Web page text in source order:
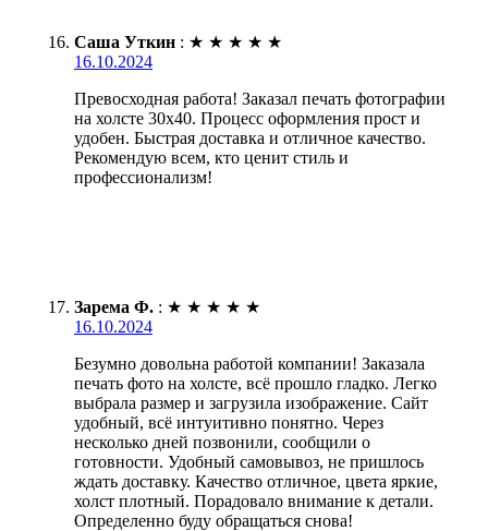
Саша Уткин : ★ ★ ★ ★ ★
16.10.2024
Превосходная работа! Заказал печать фотографии
на холсте 30х40. Процесс оформления прост и
удобен. Быстрая доставка и отличное качество.
Рекомендую всем, кто ценит стиль и
профессионализм!
Зарема Ф. : ★ ★ ★ ★ ★
16.10.2024
Безумно довольна работой компании! Заказала
печать фото на холсте, всё прошло гладко. Легко
выбрала размер и загрузила изображение. Сайт
удобный, всё интуитивно понятно. Через
несколько дней позвонили, сообщили о
готовности. Удобный самовывоз, не пришлось
ждать доставку. Качество отличное, цвета яркие,
холст плотный. Порадовало внимание к детали.
Определенно буду обращаться снова!